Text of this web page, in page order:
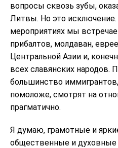
вопросы сквозь зубы,
Литвы. Но это
мероприятиях мы
прибалтов, молдаван,
Центральной Азии и,
всех славянских народов.
большинство
помоложе, смотрят на
прагматично.
Я думаю, грамотные и
общественные и духовные